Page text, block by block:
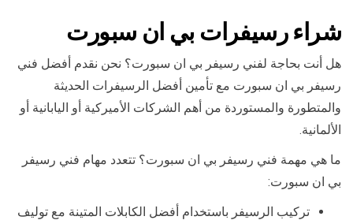
شراء رسيفرات بي ان سبورت
هل أنت بحاجة لفني رسيفر بي ان سبورت؟ نحن نقدم أفضل فني
رسيفر بي ان سبورت مع تأمين أفضل الرسيفرات الحديثة
والمتطورة والمستوردة من أهم الشركات الأميركية أو اليابانية أو
الألمانية.
ما هي مهمة فني رسيفر بي ان سبورت؟ تتعدد مهام فني رسيفر
بي ان سبورت:
تركيب الرسيفر باستخدام أفضل الكابلات المتينة مع توليف